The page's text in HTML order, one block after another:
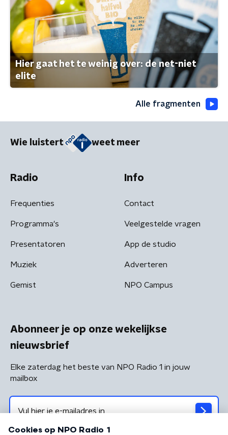
Hier gaat het te weinig over: de net-niet
elite
Alle fragmenten
Wie luistert weet meer
Radio
Frequenties
Programma's
Presentatoren
Muziek
Gemist
Info
Contact
Veelgestelde vragen
App de studio
Adverteren
NPO Campus
Abonneer je op onze wekelijkse
nieuwsbrief
Elke zaterdag het beste van NPO Radio 1 in jouw
mailbox